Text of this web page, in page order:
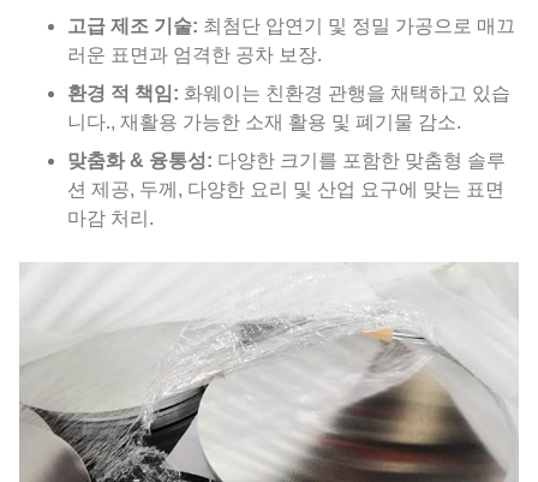
고급 제조 기술: 최첨단 압연기 및 정밀 가공으로 매끄
러운 표면과 엄격한 공차 보장.
환경 적 책임: 화웨이는 친환경 관행을 채택하고 있습
니다., 재활용 가능한 소재 활용 및 폐기물 감소.
맞춤화 & 융통성: 다양한 크기를 포함한 맞춤형 솔루
션 제공, 두께, 다양한 요리 및 산업 요구에 맞는 표면
마감 처리.